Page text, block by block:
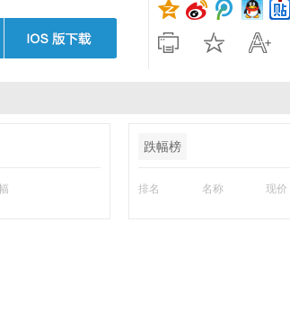
跌幅榜
排名 名称 现价